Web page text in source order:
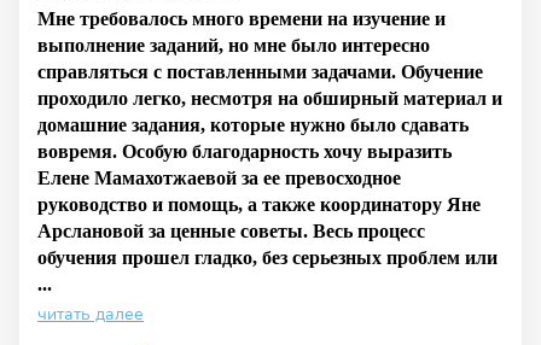
Мне требовалось много времени на изучение и
выполнение заданий, но мне было интересно
справляться с поставленными задачами. Обучение
проходило легко, несмотря на обширный материал и
домашние задания, которые нужно было сдавать
вовремя. Особую благодарность хочу выразить
Елене Мамахотжаевой за ее превосходное
руководство и помощь, а также координатору Яне
Арслановой за ценные советы. Весь процесс
обучения прошел гладко, без серьезных проблем или
...
читать далее